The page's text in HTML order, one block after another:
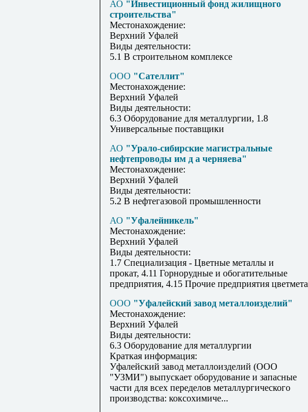
АО "Инвестиционный фонд жилищного
строительства"
Местонахождение:
Верхний Уфалей
Виды деятельности:
5.1 В строительном комплексе
ООО "Сателлит"
Местонахождение:
Верхний Уфалей
Виды деятельности:
6.3 Оборудование для металлургии, 1.8
Универсальные поставщики
АО "Урало-сибирские магистральные
нефтепроводы им д а черняева"
Местонахождение:
Верхний Уфалей
Виды деятельности:
5.2 В нефтегазовой промышленности
АО "Уфалейникель"
Местонахождение:
Верхний Уфалей
Виды деятельности:
1.7 Специализация - Цветные металлы и
прокат, 4.11 Горнорудные и обогатительные
предприятия, 4.15 Прочие предприятия цветмета
ООО "Уфалейский завод металлоизделий"
Местонахождение:
Верхний Уфалей
Виды деятельности:
6.3 Оборудование для металлургии
Краткая информация:
Уфалейский завод металлоизделий (ООО
"УЗМИ") выпускает оборудование и запасные
части для всех переделов металлургического
производства: коксохимиче...